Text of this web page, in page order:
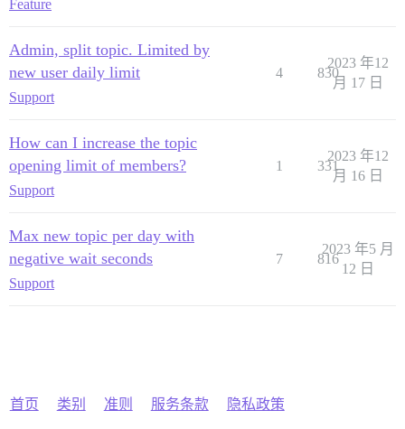
Feature
Admin, split topic. Limited by
new user daily limit
Support
4 830
2023 年12
月 17 日
How can I increase the topic
opening limit of members?
Support
1 331
2023 年12
月 16 日
Max new topic per day with
negative wait seconds
Support
7 816
2023 年5 月
12 日
首页 类别 准则 服务条款 隐私政策